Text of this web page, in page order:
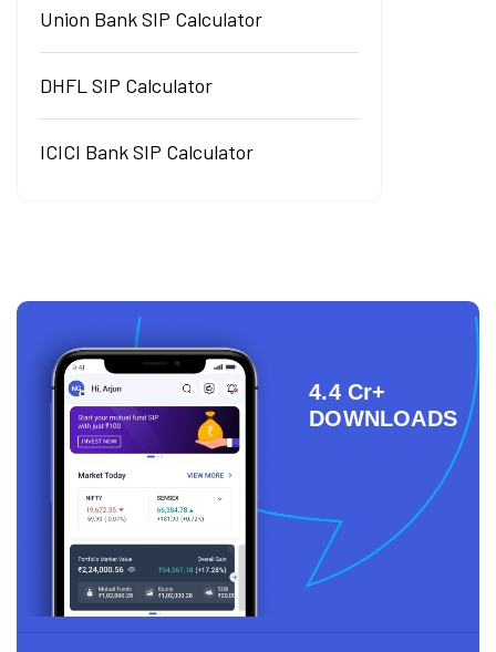
Union Bank SIP Calculator
DHFL SIP Calculator
ICICI Bank SIP Calculator
4.4 Cr+
DOWNLOADS